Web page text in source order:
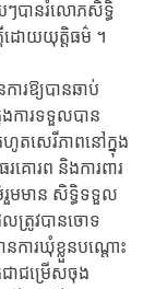
ៗ​បានរំលោភសិទ្ធិ​
ដោយយុត្តិធម៌ ។​
ារ​ឱ្យបានឆាប់​
ងការ​ទទួលបាន​
ត​សេរីភាព​នៅក្នុង
គោរព​ និងការពារ
រួមមាន​ សិទ្ធិទទួល
លត្រូវបានចោទ​
នការ​ឃុំខ្លួន​បណ្ដោះ​
ជាជម្រើសចុង